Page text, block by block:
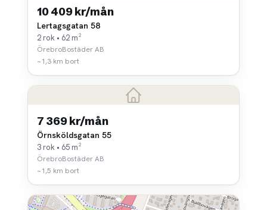
10 409 kr/mån
Lertagsgatan 58
2 rok • 62 m²
ÖrebroBostäder AB
~1,3 km bort
7 369 kr/mån
Örnsköldsgatan 55
3 rok • 65 m²
ÖrebroBostäder AB
~1,5 km bort